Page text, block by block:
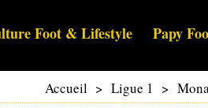
Foot & Lifestyle Papy
Accueil > Ligue 1 >